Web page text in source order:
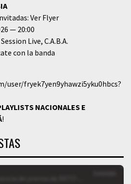
Ver Flyer
20:00
Live C.A.B.A.
con la banda
fryek7yen9yhawzi5yku0hbcs?
NACIONALES E
!